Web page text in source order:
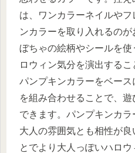
は、ワンカラーネイルや
ンカラーを取り入れるの
ぼちゃの絵柄やシールを
ロウィン気分を演出するこ
パンプキンカラーをベー
を組み合わせることで、
できます。パンプキンカ
大人の雰囲気とも相性が
とでより大人っぽいハロ